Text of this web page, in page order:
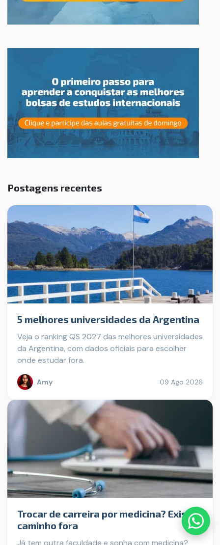
Postagens recentes
5 melhores universidades da Argentina
Veja o ranking QS 2027 das melhores universidades
da Argentina, com dados oficiais para escolher
onde estudar fora.
Amy 09 Ago 2026
Trocar de carreira por medicina? Existe
caminho fora
Já tem outra faculdade e sonha com medicina?